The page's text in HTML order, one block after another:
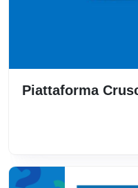
Piattaforma